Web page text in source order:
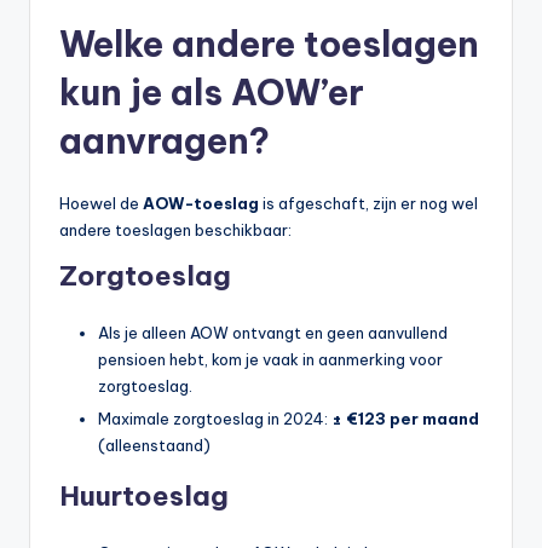
Welke andere toeslagen
kun je als AOW’er
aanvragen?
Hoewel de AOW-toeslag is afgeschaft, zijn er nog wel
andere toeslagen beschikbaar:
Zorgtoeslag
Als je alleen AOW ontvangt en geen aanvullend
pensioen hebt, kom je vaak in aanmerking voor
zorgtoeslag.
Maximale zorgtoeslag in 2024: ± €123 per maand
(alleenstaand)
Huurtoeslag